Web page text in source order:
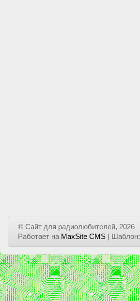
© Сайт для радиолюбителей, 2026
Работает на MaxSite CMS | Шаблон: